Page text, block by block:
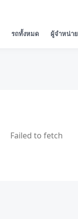
รถทั้งหมด ผู้จำหน่าย
Failed to fetch